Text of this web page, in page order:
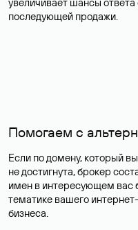
последующей продажи.
Помогаем с
Если по домену, который
не достигнута, брокер
имен в интересующем вас
тематике вашего
бизнеса.